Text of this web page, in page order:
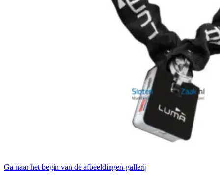
Ga naar het begin van de afbeeldingen-gallerij